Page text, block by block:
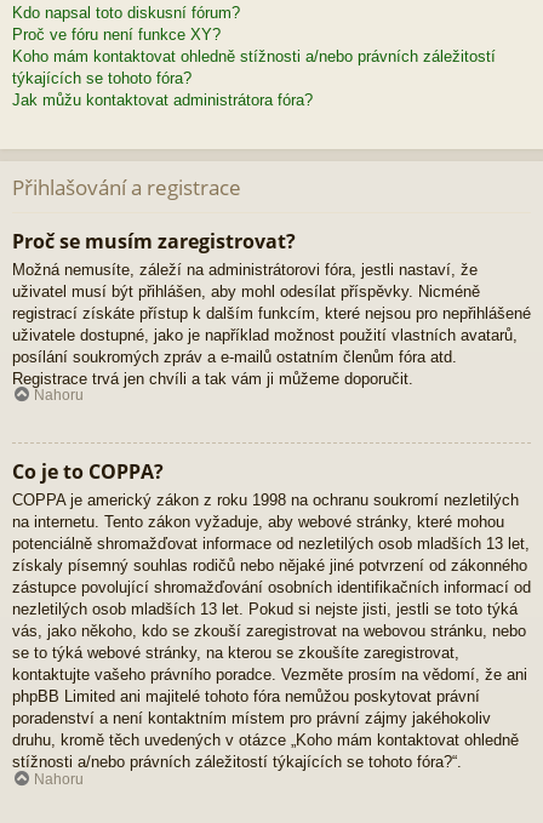
Kdo napsal toto diskusní fórum?
Proč ve fóru není funkce XY?
Koho mám kontaktovat ohledně stížnosti a/nebo právních záležitostí
týkajících se tohoto fóra?
Jak můžu kontaktovat administrátora fóra?
Přihlašování a registrace
Proč se musím zaregistrovat?
Možná nemusíte, záleží na administrátorovi fóra, jestli nastaví, že
uživatel musí být přihlášen, aby mohl odesílat příspěvky. Nicméně
registrací získáte přístup k dalším funkcím, které nejsou pro nepřihlášené
uživatele dostupné, jako je například možnost použití vlastních avatarů,
posílání soukromých zpráv a e-mailů ostatním členům fóra atd.
Registrace trvá jen chvíli a tak vám ji můžeme doporučit.
Nahoru
Co je to COPPA?
COPPA je americký zákon z roku 1998 na ochranu soukromí nezletilých
na internetu. Tento zákon vyžaduje, aby webové stránky, které mohou
potenciálně shromažďovat informace od nezletilých osob mladších 13 let,
získaly písemný souhlas rodičů nebo nějaké jiné potvrzení od zákonného
zástupce povolující shromažďování osobních identifikačních informací od
nezletilých osob mladších 13 let. Pokud si nejste jisti, jestli se toto týká
vás, jako někoho, kdo se zkouší zaregistrovat na webovou stránku, nebo
se to týká webové stránky, na kterou se zkoušíte zaregistrovat,
kontaktujte vašeho právního poradce. Vezměte prosím na vědomí, že ani
phpBB Limited ani majitelé tohoto fóra nemůžou poskytovat právní
poradenství a není kontaktním místem pro právní zájmy jakéhokoliv
druhu, kromě těch uvedených v otázce „Koho mám kontaktovat ohledně
stížnosti a/nebo právních záležitostí týkajících se tohoto fóra?“.
Nahoru